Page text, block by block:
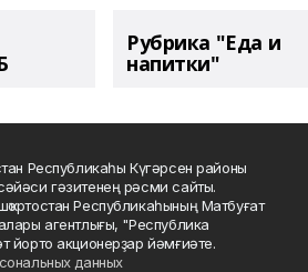
Рубрика "Еда и
напитки"
Республикаһы Күгәрсен районы
гәзитенең рәсми сайты.
Республикаһының Матбуғат
агентлығы, "Республика
йорто акционерҙар йәмғиәте.
данных